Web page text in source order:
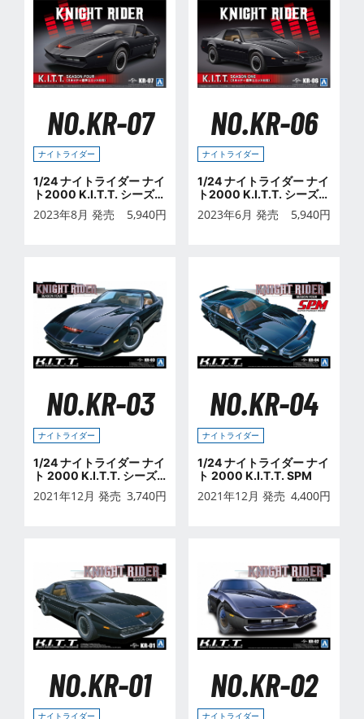
NO.KR-07
ナイトライダー
1/24 ナイトライダー ナイ
ト2000 K.I.T.T. シーズン
Ⅳ スキャナー音声ユニッ
ト付き
2023年8月 発売 5,940円
NO.KR-06
ナイトライダー
1/24 ナイトライダー ナイ
ト2000 K.I.T.T. シーズン
Ⅰ スキャナー音声ユニット
付き
2023年6月 発売 5,940円
NO.KR-03
ナイトライダー
1/24 ナイトライダー ナイ
ト 2000 K.I.T.T. シーズ
2021年12月 発売 3,740円
NO.KR-04
ナイトライダー
1/24 ナイトライダー ナイ
ト 2000 K.I.T.T. SPM
2021年12月 発売 4,400円
NO.KR-01
ナイトライダー
NO.KR-02
ナイトライダー